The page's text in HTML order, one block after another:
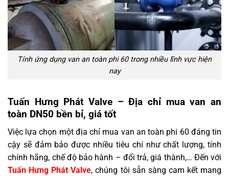
Tính ứng dụng van an toàn phi 60 trong nhiều lĩnh vực hiện
nay
Tuấn Hưng Phát Valve – Địa chỉ mua van an
toàn DN50 bền bỉ, giá tốt
Việc lựa chọn một địa chỉ mua van an toàn phi 60 đáng tin
cậy sẽ đảm bảo được nhiều tiêu chí như chất lượng, tính
chính hãng, chế độ bảo hành – đổi trả, giá thành,… Đến với
Tuấn Hưng Phát Valve, chúng tôi sẵn sàng cam kết mang